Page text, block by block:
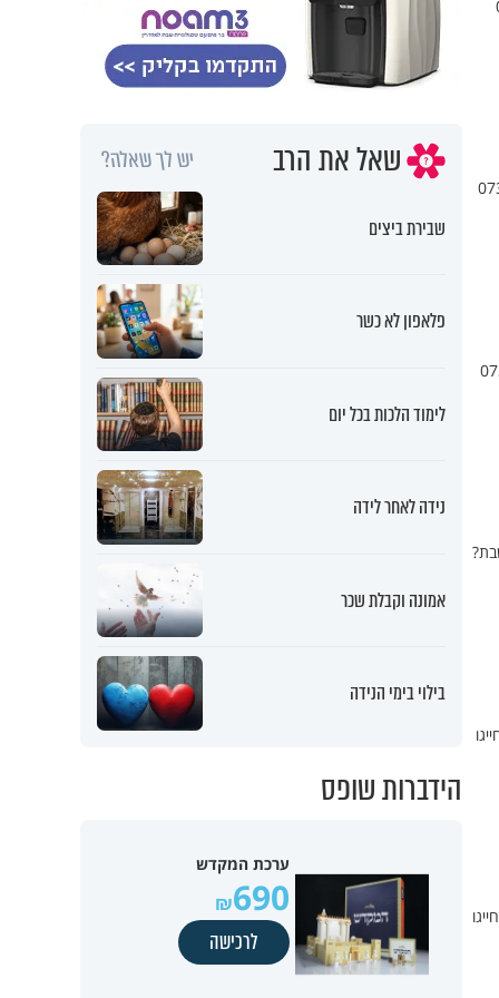
073-
חייגו 073-2221388
העלון לחלוקה בבית הכנסת שלכם, מדי שבת? חייגו 073-
שאל את הרב יש לך שאלה?
שבירת ביצים
פלאפון לא כשר
לימוד הלכות בכל יום
נידה לאחר לידה
אמונה וקבלת שכר
בילוי בימי הנידה
הידברות שופס
ערכת המקדש
690
לרכישה